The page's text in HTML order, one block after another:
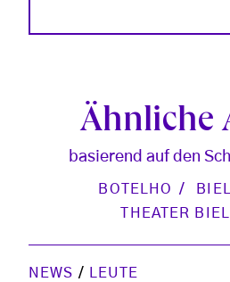
Ähnliche
basierend auf den
BOTELHO
THEATER
NEWS / LEUTE